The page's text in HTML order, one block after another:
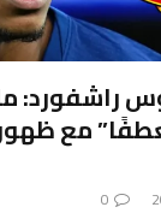
راشفورد:
مع
0